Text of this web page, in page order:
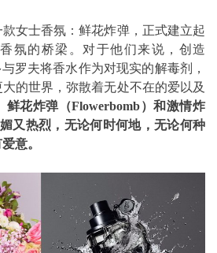
士香氛：鲜花炸弹，正式建立起
氛的桥梁。对于他们来说，创造
罗夫将香水作为对现实的解毒剂，
的世界，弥散着无处不在的爱以及
鲜花炸弹（Flowerbomb）和激情炸
又热烈，无论何时何地，无论何种
意。